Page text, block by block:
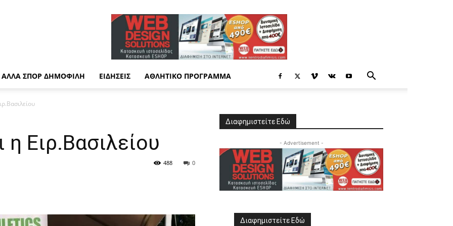
ΆΛΛΑ ΣΠΟΡ ΔΗΜΟΦΙΛΉ ΕΙΔΉΣΕΙΣ ΑΘΛΗΤΙΚΌ ΠΡΌΓΡΑΜΜΑ
Ειρ.Βασιλείου
0
488
Διαφημιστείτε Εδώ
- Advertisement -
Διαφημιστείτε Εδώ